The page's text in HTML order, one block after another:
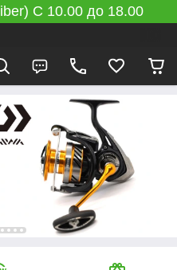
C 10.00 до 18.00